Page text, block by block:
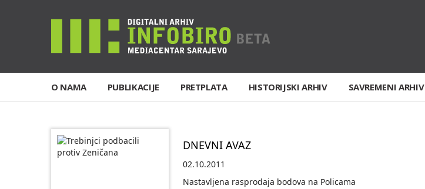
O NAMA PUBLIKACIJE PRETPLATA HISTORIJSKI ARHIV SAVREMENI ARHIV
DNEVNI AVAZ
02.10.2011
Nastavljena rasprodaja bodova na Policama